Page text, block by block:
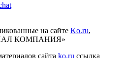
на сайте Ko.ru,
КОМПАНИЯ»
сайта ko.ru ссылка